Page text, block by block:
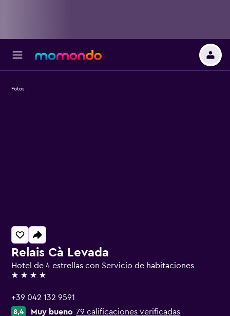
Relais Cà Levada
Hotel de 4 estrellas con Servicio de habitaciones
4 estrellas
+39 042 132 9591
8,4 Muy bueno 79 calificaciones verificadas
Fotos